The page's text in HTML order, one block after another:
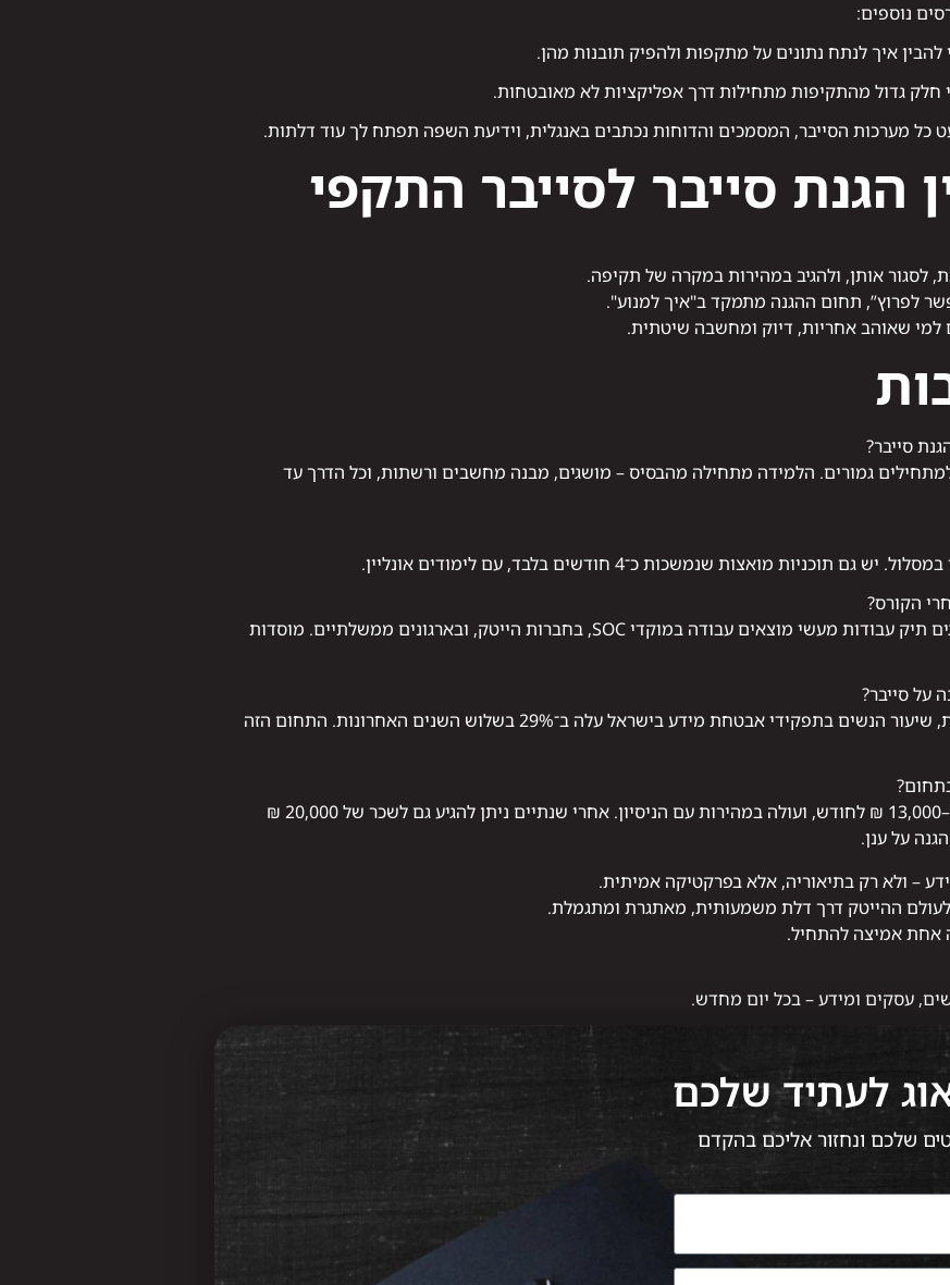
נוספים:
להבין איך לנתח נתונים על מתקפות ולהפיק תובנות מהן.
חלק גדול מהתקיפות מתחילות דרך אפליקציות לא מאובטחות.
כל מערכות הסייבר, המסמכים והדוחות נכתבים באנגלית, וידיעת השפה תפתח לך עוד דלתות.
הגנת סייבר לסייבר התקפי
אותן, ולהגיב במהירות במקרה של תקיפה.
לפרוץ”, תחום ההגנה מתמקד ב"איך למנוע".
שאוהב אחריות, דיוק ומחשבה שיטתית.
סייבר?
גמורים. הלמידה מתחילה מהבסיס – מושגים, מבנה מחשבים ורשתות, וכל הדרך עד
הקורס?
כן. בוגרי קורסים איכותיים שמציגים תיק עבודות מעשי מוצאים עבודה במוקדי SOC, בחברות הייטק, ובארגונים ממשלתיים. מוסדות
על סייבר?
בהחלט. לפי נתוני רשות החדשנות, שיעור הנשים בתפקידי אבטחת מידע בישראל עלה ב־29% בשלוש השנים האחרונות. התחום הזה
השכר ההתחלתי נע סביב 10,000–13,000 ₪ לחודש, ועולה במהירות עם הניסיון. אחרי שנתיים ניתן להגיע גם לשכר של 20,000 ₪
על ענן.
– ולא רק בתיאוריה, אלא בפרקטיקה אמיתית.
ההייטק דרך דלת משמעותית, מאתגרת ומתגמלת.
אחת אמיצה להתחיל.
עסקים ומידע – בכל יום מחדש.
לעתיד שלכם
שלכם ונחזור אליכם בהקדם